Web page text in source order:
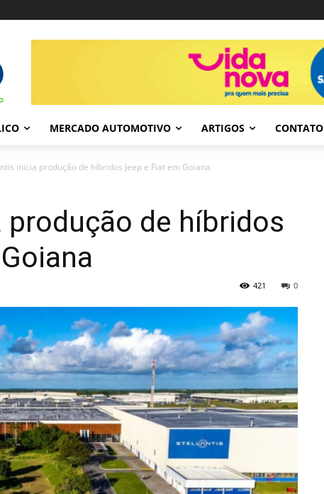
MERCADO AUTOMOTIVO ARTIGOS CONTATO
inicia produção de híbridos Jeep e Fiat em Goiana
de híbridos
0
421